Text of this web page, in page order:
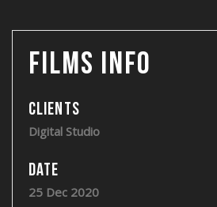
Films Info
Clients
Digital Studio
Date
25 Dec 2020